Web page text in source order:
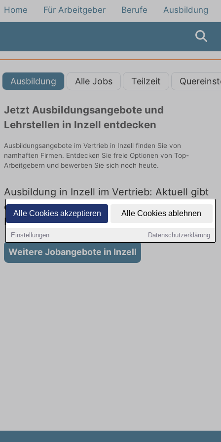
Alle Cookies akzeptieren Alle Cookies ablehnen
Einstellungen Datenschutzerklärung
Home Für Arbeitgeber Berufe Ausbildung
Ausbildung Alle Jobs Teilzeit
Jetzt Ausbildungsangebote und
Lehrstellen in Inzell entdecken
Ausbildungsangebote im Vertrieb in Inzell finden Sie von
namhaften Firmen. Entdecken Sie freie Optionen von Top-
Arbeitgebern und bewerben Sie sich noch heute.
Ausbildung in Inzell im Vertrieb: Aktuell gibt
es keine Stellenangebote für Ausbildung in
Inzell
Weitere Jobangebote in Inzell